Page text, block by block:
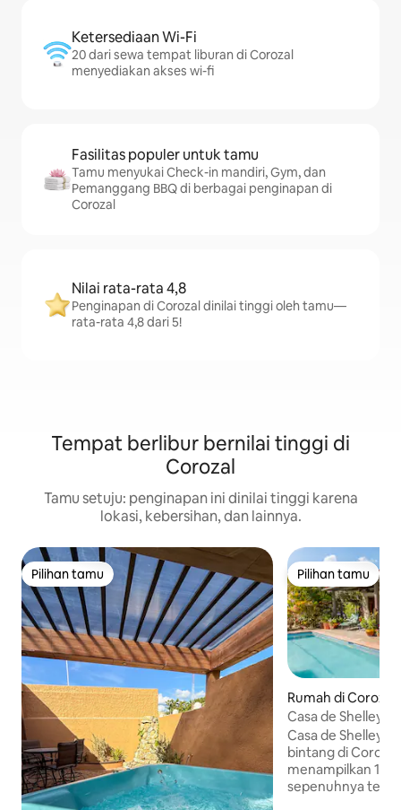
Ketersediaan Wi-Fi
20 dari sewa tempat liburan di Corozal
menyediakan akses wi-fi
Fasilitas populer untuk tamu
Tamu menyukai Check-in mandiri, Gym, dan
Pemanggang BBQ di berbagai penginapan di
Corozal
Nilai rata-rata 4,8
Penginapan di Corozal dinilai tinggi oleh tamu—
rata-rata 4,8 dari 5!
Tempat berlibur bernilai tinggi di
Corozal
Tamu setuju: penginapan ini dinilai tinggi karena
lokasi, kebersihan, dan lainnya.
Pilihan tamu
Pilihan tamu Pilihan tamu
Pilihan tamu
Rumah di Corozal
Casa de Shelley -
Mewah - 2
Casa de Shelley
bintang di
menampilkan 1
sepenuhnya